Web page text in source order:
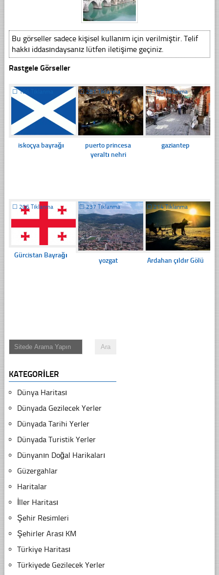
Bu görseller sadece kişisel kullanım için verilmiştir. Telif
hakkı iddasındaysanız lütfen iletişime geçiniz.
Rastgele Görseller
☐186 Tıklanma
iskoçya bayrağı
☐281 Tıklanma
puerto princesa
yeraltı nehri
☐199 Tıklanma
gaziantep
☐ 206 Tıklanma
Gürcistan Bayrağı
☐237 Tıklanma
yozgat
☐214 Tıklanma
Ardahan çıldır Gölü
KATEGORILER
Dünya Haritası
Dünyada Gezilecek Yerler
Dünyada Tarihi Yerler
Dünyada Turistik Yerler
Dünyanın Doğal Harikaları
Güzergahlar
Haritalar
İller Haritası
Şehir Resimleri
Şehirler Arası KM
Türkiye Haritası
Türkiyede Gezilecek Yerler